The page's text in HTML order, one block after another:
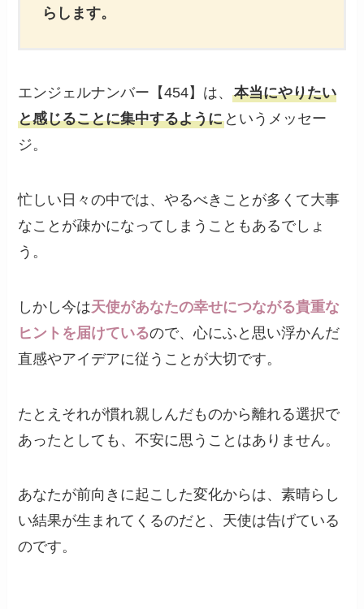
らします。
エンジェルナンバー【454】は、本当にやりたい
と感じることに集中するように というメッセー
ジ。
忙しい日々の中では、やるべきことが多くて大事
なことが疎かになってしまうこともあるでしょ
う。
しかし今は天使があなたの幸せにつながる貴重な
ヒントを届けているので、心にふと思い浮かんだ
直感やアイデアに従うことが大切です。
たとえそれが慣れ親しんだものから離れる選択で
あったとしても、不安に思うことはありません。
あなたが前向きに起こした変化からは、素晴らし
い結果が生まれてくるのだと、天使は告げている
のです。